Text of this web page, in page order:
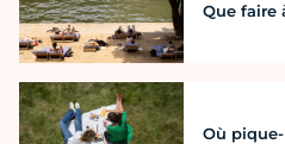
Que faire
Où